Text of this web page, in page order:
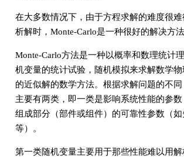
在大多数情况下，由于方程求解的难度很
析解时，Monte-Carlo是一种很好的解决方法
Monte-Carlo方法是一种以概率和数理统计
机变量的统计试验，随机模拟来求解数学
的近似解的数学方法。根据求解问题的不
主要有两类，即一类是影响系统性能的参
组成部分（部件或组件）的可靠性参数（
等）。
第一类随机变量主要用于那些性能难以用